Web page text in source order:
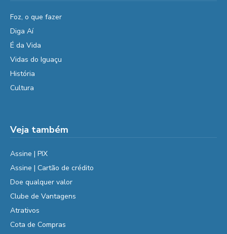
Foz, o que fazer
Diga Aí
É da Vida
Vidas do Iguaçu
História
Cultura
Veja também
Assine | PIX
Assine | Cartão de crédito
Doe qualquer valor
Clube de Vantagens
Atrativos
Cota de Compras